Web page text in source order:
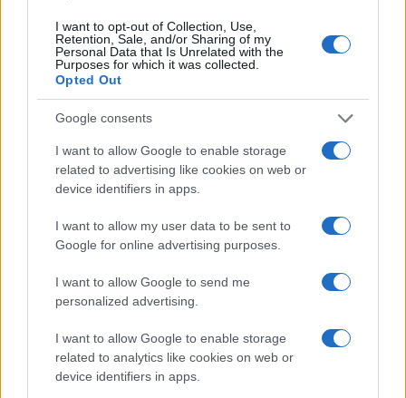
I want to opt-out of Collection, Use,
Retention, Sale, and/or Sharing of my
Personal Data that Is Unrelated with the
Purposes for which it was collected.
Opted Out
Google consents
I want to allow Google to enable storage
related to advertising like cookies on web or
device identifiers in apps.
I want to allow my user data to be sent to
Google for online advertising purposes.
I want to allow Google to send me
personalized advertising.
I want to allow Google to enable storage
related to analytics like cookies on web or
device identifiers in apps.
A questo punto, nelle loro diversità, Forza Italia e
Fratelli d’Italia sono dinanzi a un bivio. Serviranno
a poco espedienti tattici, operazioni elettorali
difensive alle europee, e meno che mai mini-
aggregazioni finalizzate all’elezione di 3-4 portatori
di preferenze.
Sarebbe invece – a me pare – il momento di una
governo, scegliendo dei punti fermi e delle
interlocuzioni sociali – oggi estremamente
minoritarie, ma pur sempre consistenti – che
fatalmente porterebbero questo pezzo di
centrodestra a convergere con pezzi di Pd e di